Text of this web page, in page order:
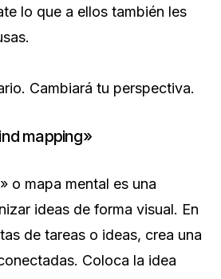
lo que a ellos también les
Cambiará tu perspectiva.
mapping»
o mapa mental es una
ideas de forma visual. En
de tareas o ideas, crea una
Coloca la idea